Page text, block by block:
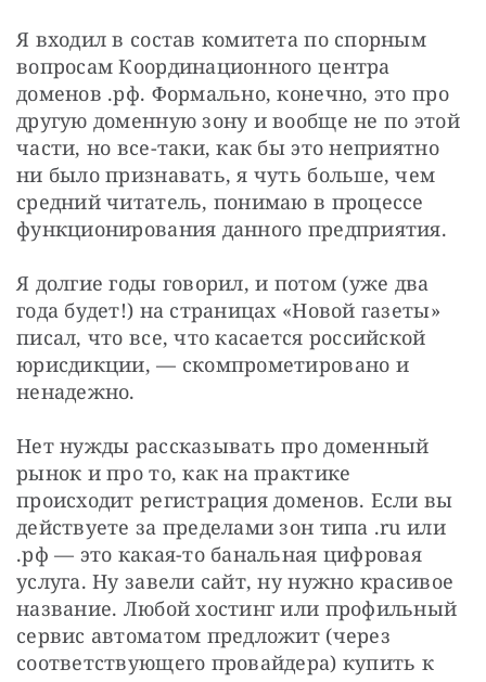
Я входил в состав комитета по спорным
вопросам Координационного центра
доменов .рф. Формально, конечно, это про
другую доменную зону и вообще не по этой
части, но все-таки, как бы это неприятно
ни было признавать, я чуть больше, чем
средний читатель, понимаю в процессе
функционирования данного предприятия.
Я долгие годы говорил, и потом (уже два
года будет!) на страницах «Новой газеты»
писал, что все, что касается российской
юрисдикции, — скомпрометировано и
ненадежно.
Нет нужды рассказывать про доменный
рынок и про то, как на практике
происходит регистрация доменов. Если вы
действуете за пределами зон типа .ru или
.рф — это какая-то банальная цифровая
услуга. Ну завели сайт, ну нужно красивое
название. Любой хостинг или профильный
сервис автоматом предложит (через
соответствующего провайдера) купить к